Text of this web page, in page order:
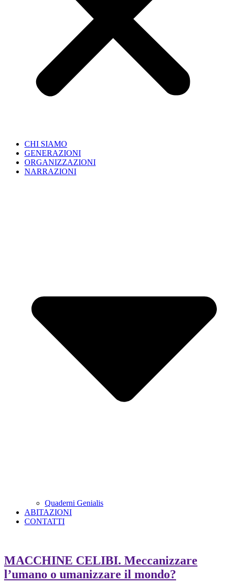
CHI SIAMO
GENERAZIONI
ORGANIZZAZIONI
NARRAZIONI
Quaderni Genialis
ABITAZIONI
CONTATTI
MACCHINE CELIBI. Meccanizzare
l’umano o umanizzare il mondo?